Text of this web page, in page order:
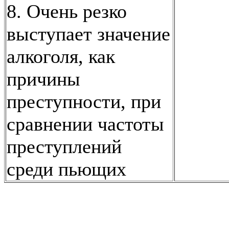
8. Очень резко
выступает значение
алкоголя, как
причины
преступности, при
сравнении частоты
преступлений
среди пьющих